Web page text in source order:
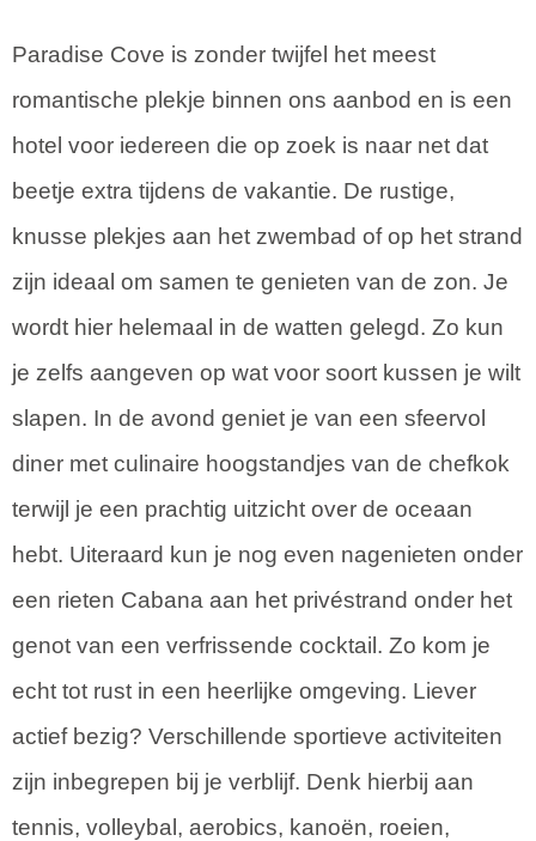
Paradise Cove is zonder twijfel het meest
romantische plekje binnen ons aanbod en is een
hotel voor iedereen die op zoek is naar net dat
beetje extra tijdens de vakantie. De rustige,
knusse plekjes aan het zwembad of op het strand
zijn ideaal om samen te genieten van de zon. Je
wordt hier helemaal in de watten gelegd. Zo kun
je zelfs aangeven op wat voor soort kussen je wilt
slapen. In de avond geniet je van een sfeervol
diner met culinaire hoogstandjes van de chefkok
terwijl je een prachtig uitzicht over de oceaan
hebt. Uiteraard kun je nog even nagenieten onder
een rieten Cabana aan het privéstrand onder het
genot van een verfrissende cocktail. Zo kom je
echt tot rust in een heerlijke omgeving. Liever
actief bezig? Verschillende sportieve activiteiten
zijn inbegrepen bij je verblijf. Denk hierbij aan
tennis, volleybal, aerobics, kanoën, roeien,